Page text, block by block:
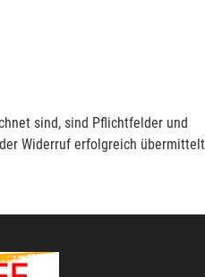
sind, sind Pflichtfelder und
Widerruf erfolgreich übermittelt